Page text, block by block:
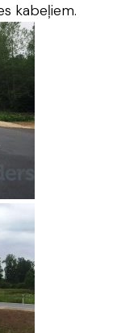
kabeļiem.